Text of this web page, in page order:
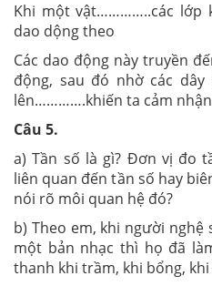
Khi một vật…………..các lớp
dao dộng theo
Các dao động này truyền
động, sau đó nhờ các
lên………….khiến ta cảm
Câu 5.
a) Tần số là gì? Đơn vị đo
liên quan đến tần số hay
nói rõ môi quan hệ đó?
b) Theo em, khi người
một bản nhạc thì họ đã
thanh khi trầm, khi bổng,